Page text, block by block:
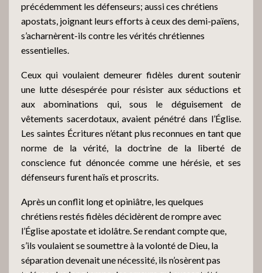
précédemment les défenseurs; aussi ces chrétiens
apostats, joignant leurs efforts à ceux des demi-païens,
s’acharnèrent-ils contre les vérités chrétiennes
essentielles.
Ceux qui voulaient demeurer fidèles durent soutenir
une lutte désespérée pour résister aux séductions et
aux abominations qui, sous le déguisement de
vêtements sacerdotaux, avaient pénétré dans l’Église.
Les saintes Écritures n’étant plus reconnues en tant que
norme de la vérité, la doctrine de la liberté de
conscience fut dénoncée comme une hérésie, et ses
défenseurs furent haïs et proscrits.
Après un conflit long et opiniâtre, les quelques
chrétiens restés fidèles décidèrent de rompre avec
l’Église apostate et idolâtre. Se rendant compte que,
s’ils voulaient se soumettre à la volonté de Dieu, la
séparation devenait une nécessité, ils n’osèrent pas